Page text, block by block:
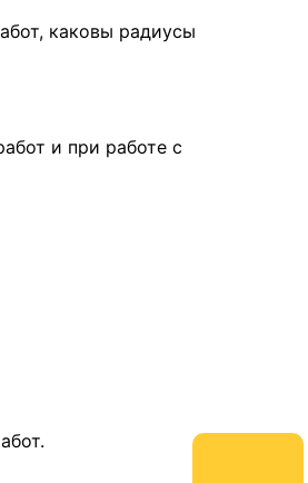
каковы радиусы
и при работе с